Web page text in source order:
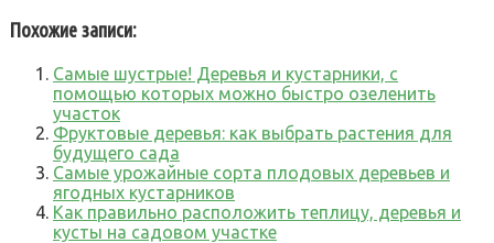
Похожие записи:
Самые шустрые! Деревья и кустарники, с
помощью которых можно быстро озеленить
участок
Фруктовые деревья: как выбрать растения для
будущего сада
Самые урожайные сорта плодовых деревьев и
ягодных кустарников
Как правильно расположить теплицу, деревья и
кусты на садовом участке